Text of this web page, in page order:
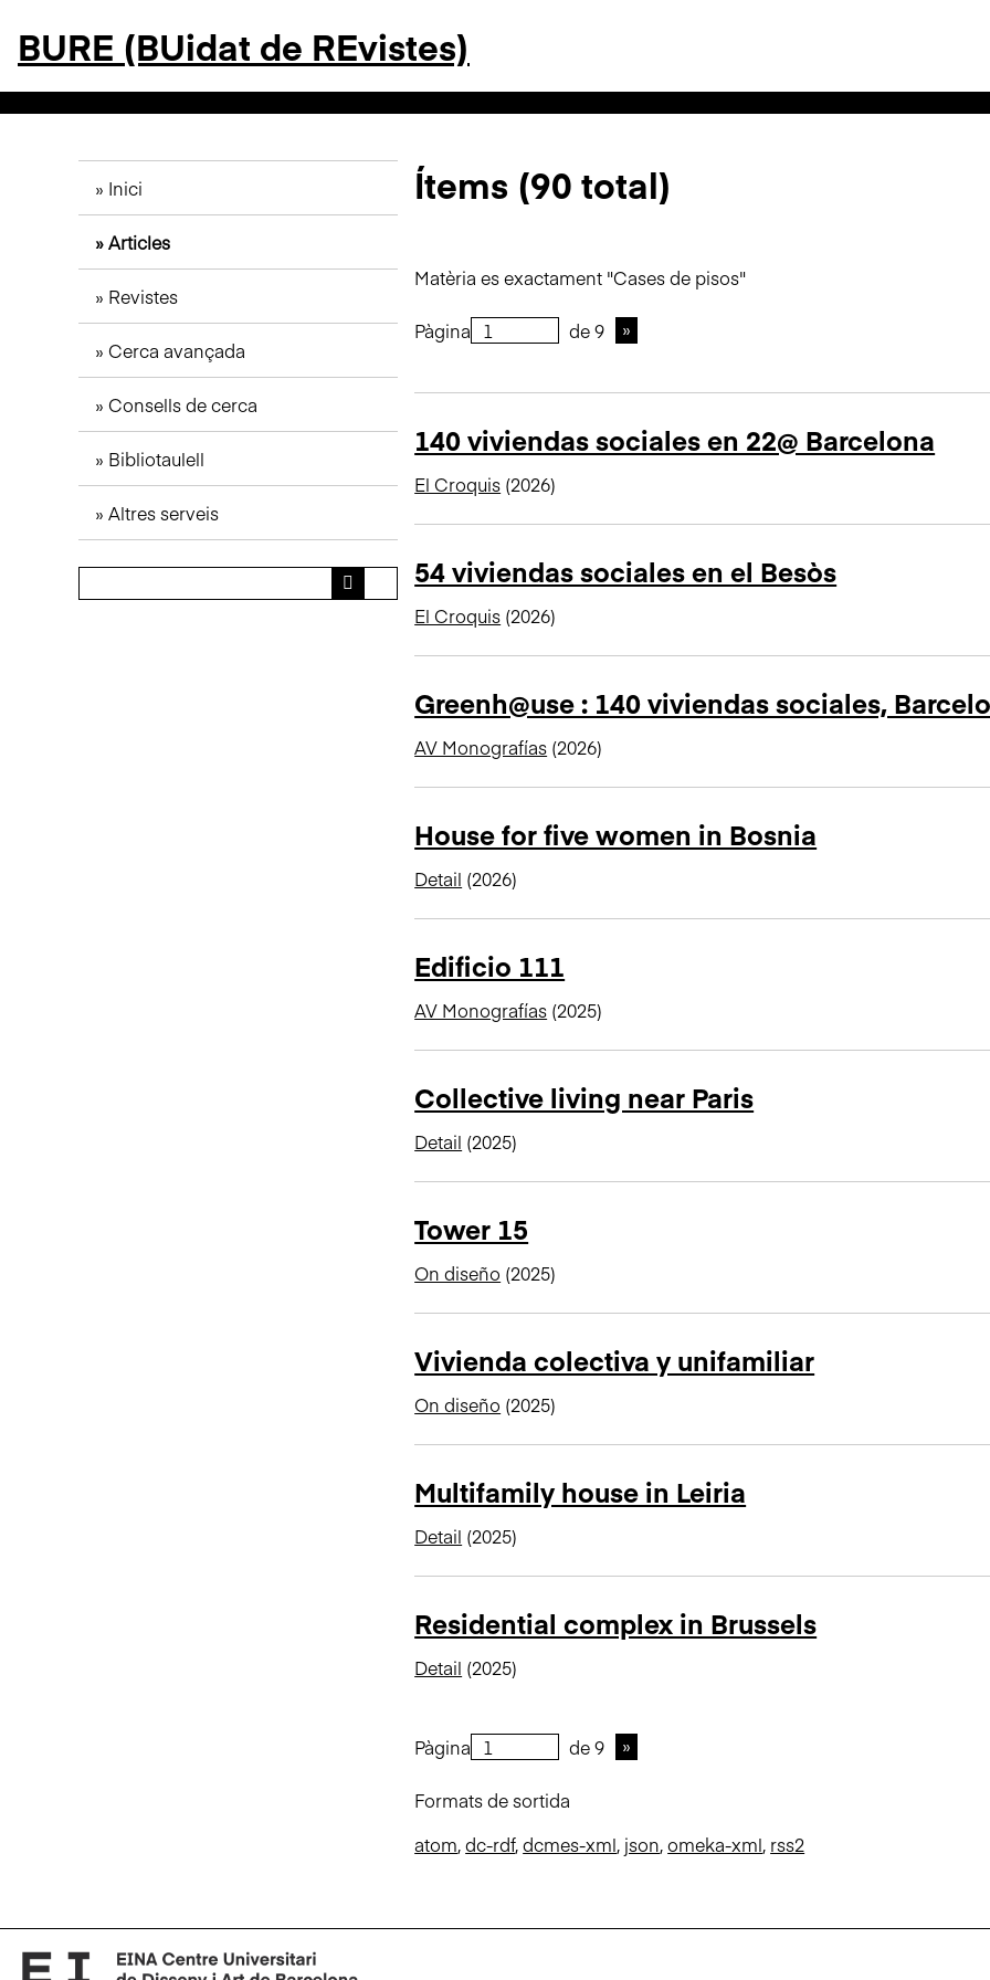
t
a
BURE (BUidat de REvistes)
Inici
Articles
Revistes
Cerca avançada
Consells de cerca
Bibliotaulell
Altres serveis
Ítems (90 total)
Matèria es exactament "Cases de pisos"
Pàgina de 9
140 viviendas sociales en 22@ Barcelona
El Croquis (2026)
54 viviendas sociales en el Besòs
El Croquis (2026)
Greenh@use : 140 viviendas sociales,
AV Monografías (2026)
House for five women in Bosnia
Detail (2026)
Edificio 111
AV Monografías (2025)
Collective living near Paris
Detail (2025)
Tower 15
On diseño (2025)
Vivienda colectiva y unifamiliar
On diseño (2025)
Multifamily house in Leiria
Detail (2025)
Residential complex in Brussels
Detail (2025)
Pàgina de 9
Formats de sortida
atom,dc-rdf,dcmes-xml, json,omeka-xml, rss2